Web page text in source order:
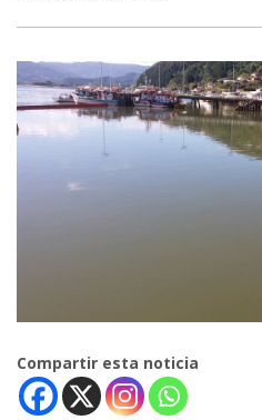
Compartir esta noticia